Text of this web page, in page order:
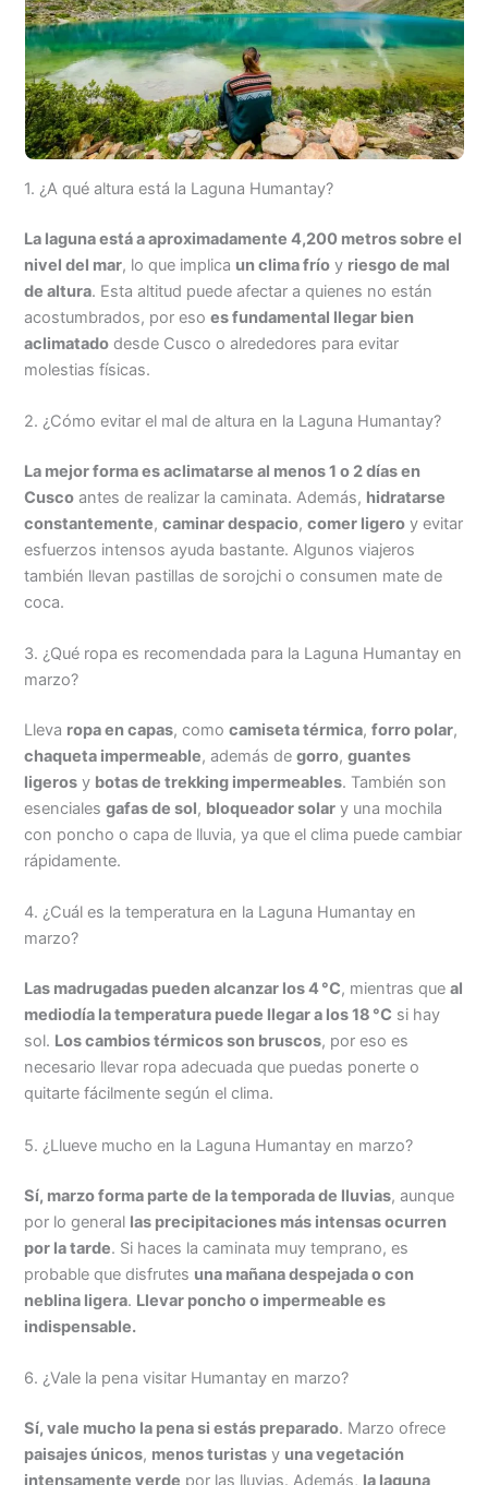
1. ¿A qué altura está la Laguna Humantay?
La laguna está a aproximadamente 4,200 metros sobre el
nivel del mar, lo que implica un clima frío y riesgo de mal
de altura. Esta altitud puede afectar a quienes no están
acostumbrados, por esoes fundamental llegar bien
aclimatado desde Cusco o alrededores para evitar
molestias físicas.
2. ¿Cómo evitar el mal de altura en la Laguna Humantay?
La mejor forma es aclimatarse al menos 1 o 2 días en
Cusco antes de realizar la caminata. Además, hidratarse
constantemente,caminar despacio,comer ligero y evitar
esfuerzos intensos ayuda bastante. Algunos viajeros
también llevan pastillas de sorojchi o consumen mate de
coca.
3. ¿Qué ropa es recomendada para la Laguna Humantay en
marzo?
Lleva ropa en capas, comocamiseta térmica,forro polar,
chaqueta impermeable, además degorro,guantes
ligeros y botas de trekking impermeables. También son
esencialesgafas de sol, bloqueador solar y una mochila
con poncho o capa de lluvia, ya que el clima puede cambiar
rápidamente.
4. ¿Cuál es la temperatura en la Laguna Humantay en
marzo?
Las madrugadas pueden alcanzar los 4 °C, mientras queal
mediodía la temperatura puede llegar a los 18 °C si hay
sol. Los cambios térmicos son bruscos, por eso es
necesario llevar ropa adecuada que puedas ponerte o
quitarte fácilmente según el clima.
5. ¿Llueve mucho en la Laguna Humantay en marzo?
Sí, marzo forma parte de la temporada de lluvias, aunque
por lo general las precipitaciones más intensas ocurren
por la tarde. Si haces la caminata muy temprano, es
probable que disfrutes una mañana despejada o con
neblina ligera. Llevar poncho o impermeable es
indispensable.
6. ¿Vale la pena visitar Humantay en marzo?
Sí, vale mucho la pena si estás preparado. Marzo ofrece
paisajes únicos, menos turistas y una vegetación
intensamente verde por las lluvias. Además, la laguna